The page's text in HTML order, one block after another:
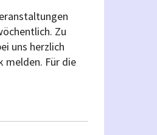
Zu
uns herzlich
melden. Für die